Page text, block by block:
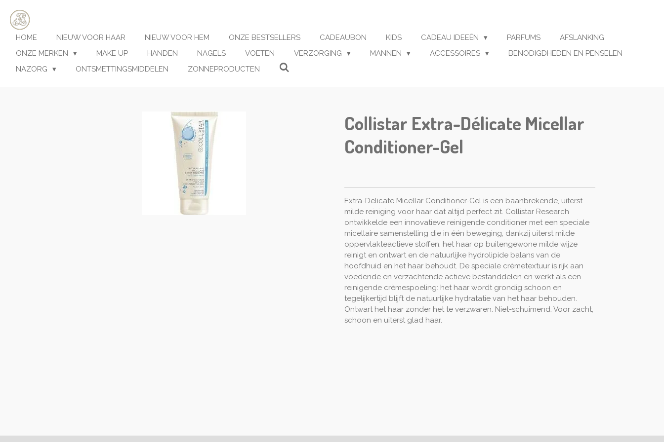
Ga
direct
naar
hoofdinhoud
HOME NIEUW VOOR HAAR NIEUW VOOR HEM ONZE BESTSELLERS CADEAUBON KIDS CADEAU IDEEËN PARFUMS
AFSLANKING
ONZE MERKEN
MAKE UP HANDEN NAGELS VOETEN VERZORGING MANNEN ACCESSOIRES
BENODIGDHEDEN EN PENSELEN
NAZORG
ONTSMETTINGSMIDDELEN ZONNEPRODUCTEN
Collistar Extra-Délicate Micellar
Conditioner-Gel
Extra-Delicate Micellar Conditioner-Gel is een baanbrekende, uiterst
milde reiniging voor haar dat altijd perfect zit. Collistar Research
ontwikkelde een innovatieve reinigende conditioner met een speciale
micellaire samenstelling die in één beweging, dankzij uiterst milde
oppervlakteactieve stoffen, het haar op buitengewone milde wijze
reinigt en ontwart en de natuurlijke hydrolipide balans van de
hoofdhuid en het haar behoudt. De speciale crèmetextuur is rijk aan
voedende en verzachtende actieve bestanddelen en werkt als een
reinigende crèmespoeling: het haar wordt grondig schoon en
tegelijkertijd blijft de natuurlijke hydratatie van het haar behouden.
Ontwart het haar zonder het te verzwaren. Niet-schuimend. Voor zacht,
schoon en uiterst glad haar.